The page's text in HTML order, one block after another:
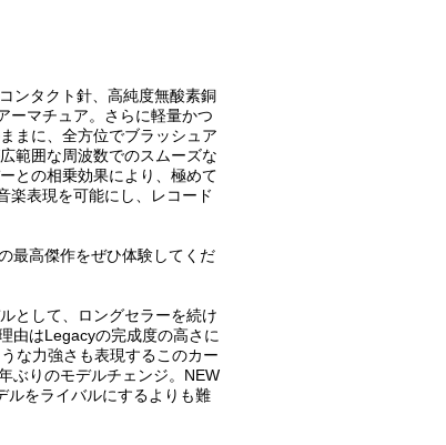
ンタクト針、高純度無酸素銅
ーマチュア。さらに軽量かつ
まに、全方位でブラッシュア
範囲な周波数でのスムーズな
との相乗効果により、極めて
楽表現を可能にし、レコード
最高傑作をぜひ体験してくだ
として、ロングセラーを続け
由はLegacyの完成度の高さに
な力強さも表現するこのカー
ぶりのモデルチェンジ。NEW
ルをライバルにするよりも難